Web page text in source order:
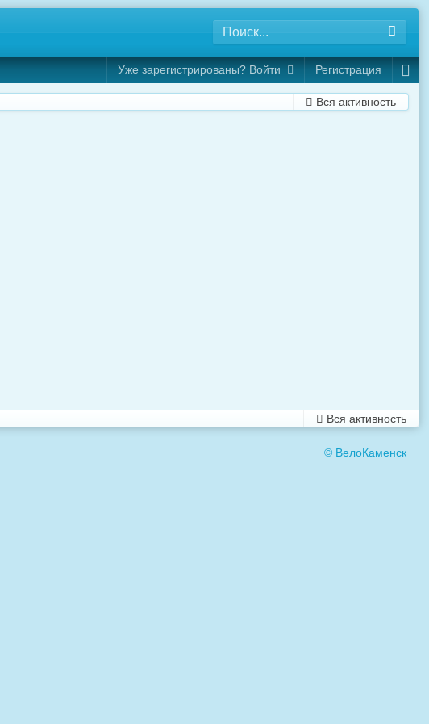
Уже зарегистрированы? Войти Регистрация
Вся активность
Вся активность
© ВелоКаменск